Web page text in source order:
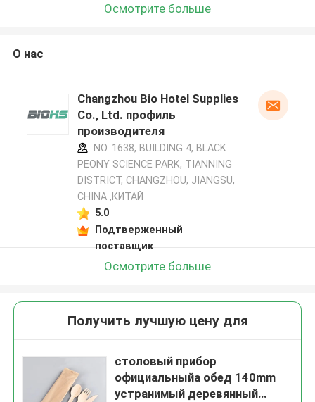
Осмотрите больше
О нас
Changzhou Bio Hotel Supplies
Co., Ltd. профиль
производителя
NO. 1638, BUILDING 4, BLACK
PEONY SCIENCE PARK, TIANNING
DISTRICT, CHANGZHOU, JIANGSU,
CHINA ,КИТАЙ
5.0
Подтверженный
поставщик
Осмотрите больше
Получить лучшую цену для
столовый прибор
официальныйа обед 140mm
устранимый деревянный